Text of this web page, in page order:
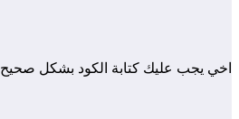
اخي يجب عليك كتابة الكود بشكل صحيح